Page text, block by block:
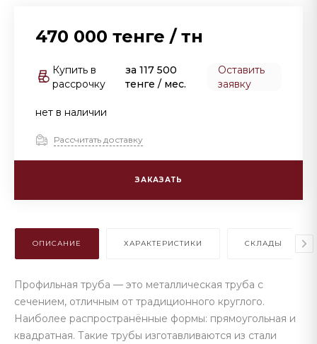
470 000 тенге / тн
Купить в
рассрочку
за117 500
тенге / мес.
Оставить
заявку
нет в наличии
Рассчитать доставку
ЗАКАЗАТЬ
ОПИСАНИЕ ХАРАКТЕРИСТИКИ СКЛАДЫ
Профильная труба — это металлическая труба с
сечением, отличным от традиционного круглого.
Наиболее распространённые формы: прямоугольная и
квадратная. Такие трубы изготавливаются из стали